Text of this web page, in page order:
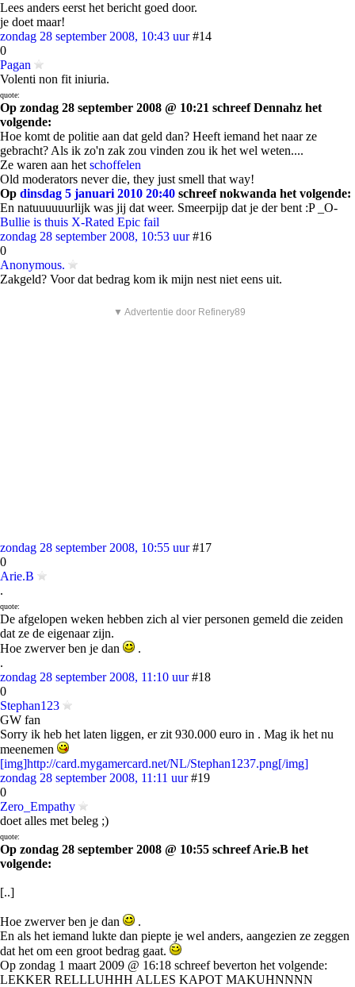
Lees anders eerst het bericht goed door.
je doet maar!
zondag 28 september 2008, 10:43 uur #14
0
Pagan
Volenti non fit iniuria.
quote:
Op zondag 28 september 2008 @ 10:21 schreef Dennahz het
volgende:
Hoe komt de politie aan dat geld dan? Heeft iemand het naar ze
gebracht? Als ik zo'n zak zou vinden zou ik het wel weten....
Ze waren aan het schoffelen
Old moderators never die, they just smell that way!
Op dinsdag 5 januari 2010 20:40 schreef nokwanda het volgende:
En natuuuuuurlijk was jij dat weer. Smeerpijp dat je der bent :P _O-
Bullie is thuis X-Rated Epic fail
zondag 28 september 2008, 10:53 uur #16
0
Anonymous.
Zakgeld? Voor dat bedrag kom ik mijn nest niet eens uit.
▼ Advertentie door Refinery89
zondag 28 september 2008, 10:55 uur #17
0
Arie.B
.
quote:
De afgelopen weken hebben zich al vier personen gemeld die zeiden
dat ze de eigenaar zijn.
Hoe zwerver ben je dan
.
.
zondag 28 september 2008, 11:10 uur #18
0
Stephan123
GW fan
Sorry ik heb het laten liggen, er zit 930.000 euro in . Mag ik het nu
meenemen
[img]http://card.mygamercard.net/NL/Stephan1237.png[/img]
zondag 28 september 2008, 11:11 uur #19
0
Zero_Empathy
doet alles met beleg ;)
quote:
Op zondag 28 september 2008 @ 10:55 schreef Arie.B het
volgende:
[..]
Hoe zwerver ben je dan
.
En als het iemand lukte dan piepte je wel anders, aangezien ze zeggen
dat het om een groot bedrag gaat.
Op zondag 1 maart 2009 @ 16:18 schreef beverton het volgende:
LEKKER RELLLUHHH ALLES KAPOT MAKUHNNNN